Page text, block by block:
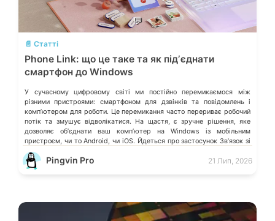
💬
📄 Статті
Phone Link: що це таке та як підʼєднати
смартфон до Windows
У сучасному цифровому світі ми постійно перемикаємося між
різними пристроями: смартфоном для дзвінків та повідомлень і
компʼютером для роботи. Це перемикання часто перериває робочий
потік та змушує відволікатися. На щастя, є зручне рішення, яке
дозволяє обʼєднати ваш компʼютер на Windows із мобільним
пристроєм, чи то Android, чи iOS. Йдеться про застосунок Звʼязок зі
смартфоном (Phone Link) від Microsoft, що перетворює ваш ПК на
своєрідний «міст» до функцій смартфона.
Pingvin Pro 21 Лип, 2026